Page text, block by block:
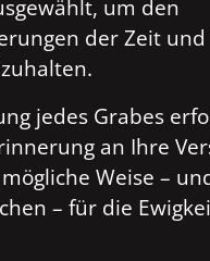
um den
der Zeit
jedes Grabes
an Ihre
Weise –
– für die